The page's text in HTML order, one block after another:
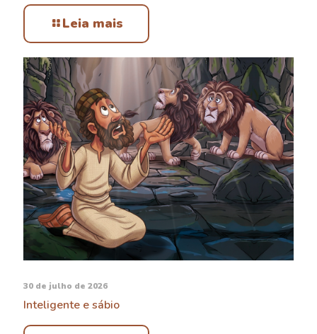
Leia mais
30 de julho de 2026
Inteligente e sábio